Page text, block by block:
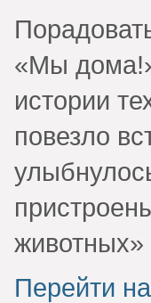
«Мы
истории
повезло
животных»
Перейти